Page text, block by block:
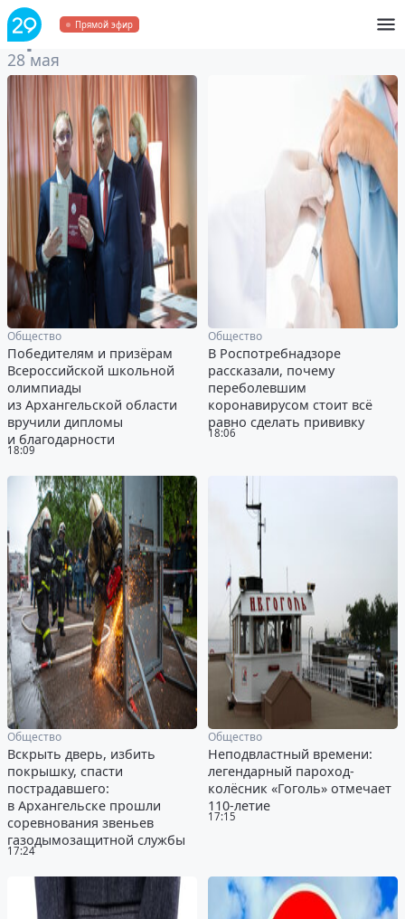
Прямой эфир
Архивза 28 мая 2021
28 мая
18:09
Общество
Победителям и призёрам
Всероссийской школьной
олимпиады
из Архангельской области
вручили дипломы
и благодарности
18:06
Общество
В Роспотребнадзоре
рассказали, почему
переболевшим
коронавирусом стоит всё
равно сделать прививку
17:24
Общество
Вскрыть дверь, избить
покрышку, спасти
пострадавшего:
в Архангельске прошли
соревнования звеньев
газодымозащитной службы
17:15
Общество
Неподвластный времени:
легендарный пароход-
колёсник «Гоголь» отмечает
110-летие